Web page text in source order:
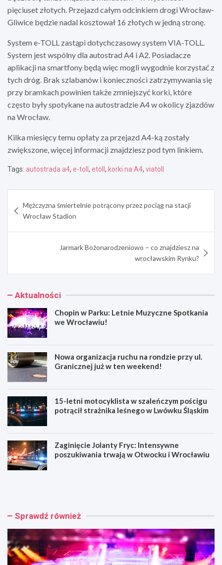
pięciuset złotych. Przejazd całym odcinkiem drogi Wrocław-
Gliwice będzie nadal kosztował 16 złotych w jedną stronę.
System e-TOLL zastąpi dotychczasowy system VIA-TOLL.
System jest wspólny dla autostrad A4 i A2. Posiadacze
aplikacji na smartfony będą więc mogli wygodnie korzystać z
tych dróg. Brak szlabanów i konieczności zatrzymywania się
przy bramkach powinien także zmniejszyć korki, które
często były spotykane na autostradzie A4 w okolicy zjazdów
na Wrocław.
Kilka miesięcy temu opłaty za przejazd A4-ką zostały
zwiększone, więcej informacji znajdziesz pod tym linkiem.
Tags: autostrada a4, e-toll , etoll , korki na A4, viatoll
wpisu
Mężczyzna śmiertelnie potrącony przez pociąg na stacji
Wrocław Stadion
Jarmark Bożonarodzeniowo – co znajdziesz na
wrocławskim Rynku?
Aktualności
Chopin w Parku: Letnie Muzyczne Spotkania
we Wrocławiu!
Nowa organizacja ruchu na rondzie przy ul.
Granicznej już w ten weekend!
15-letni motocyklista w szaleńczym pościgu
potrącił strażnika leśnego w Lwówku Śląskim
Zaginięcie Jolanty Fryc: Intensywne
poszukiwania trwają w Otwocku i Wrocławiu
C
n
a
r
N
r
n
i
Sprawdź również